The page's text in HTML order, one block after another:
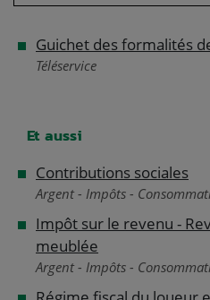
Guichet des formalités
Téléservice
Et aussi
Contributions sociales
Argent - Impôts -
Impôt sur le revenu -
meublée
Argent - Impôts -